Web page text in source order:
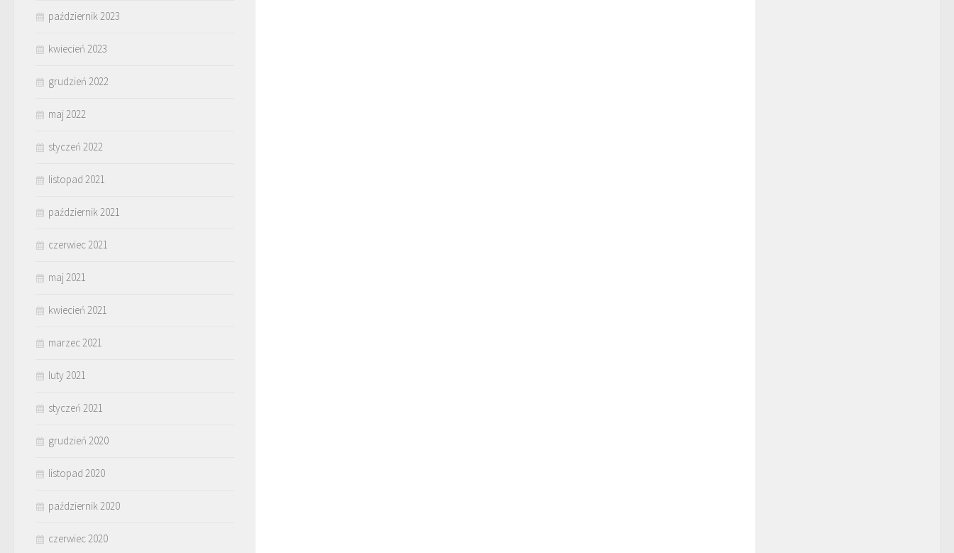
październik 2023
kwiecień 2023
grudzień 2022
maj 2022
styczeń 2022
listopad 2021
październik 2021
czerwiec 2021
maj 2021
kwiecień 2021
marzec 2021
luty 2021
styczeń 2021
grudzień 2020
listopad 2020
październik 2020
czerwiec 2020